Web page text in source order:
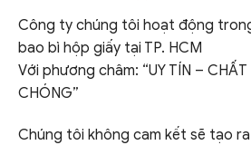
Công ty chúng tôi hoạt động
bao bì hộp giấy tại TP. HCM
Với phương châm: “UY TÍN –
CHÓNG”
Chúng tôi không cam kết sẽ tạo